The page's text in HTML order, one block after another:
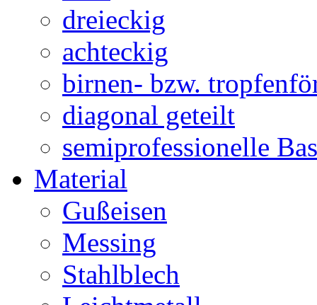
dreieckig
achteckig
birnen- bzw.
diagonal geteilt
semiprofessionelle
Material
Gußeisen
Messing
Stahlblech